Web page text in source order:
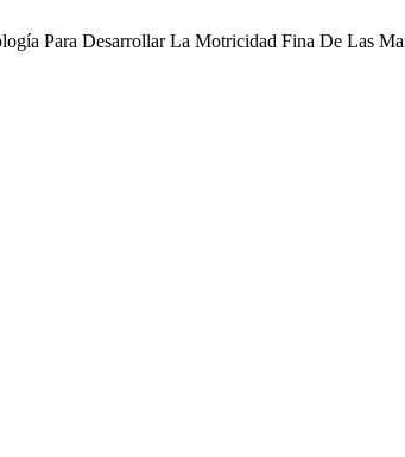
Para Desarrollar La Motricidad Fina De Las